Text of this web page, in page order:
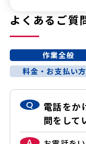
よくあるご質
作業全般
料金・お支払い
Q
電話をか
問をして